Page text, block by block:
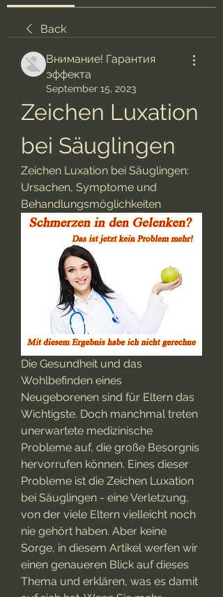
Back
Внимание! Гарантия
эффекта
September 15, 2023
Zeichen Luxation
bei Säuglingen
Zeichen Luxation bei Säuglingen:
Ursachen, Symptome und
Behandlungsmöglichkeiten
Die Gesundheit und das
Wohlbefinden eines
Neugeborenen sind für Eltern das
Wichtigste. Doch manchmal treten
unerwartete medizinische
Probleme auf, die große Besorgnis
hervorrufen können. Eines dieser
Probleme ist die Zeichen Luxation
bei Säuglingen - eine Verletzung,
von der viele Eltern vielleicht noch
nie gehört haben. Aber keine
Sorge, in diesem Artikel werfen wir
einen genaueren Blick auf dieses
Thema und erklären, was es damit